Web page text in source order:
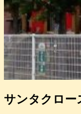
サンタクロー